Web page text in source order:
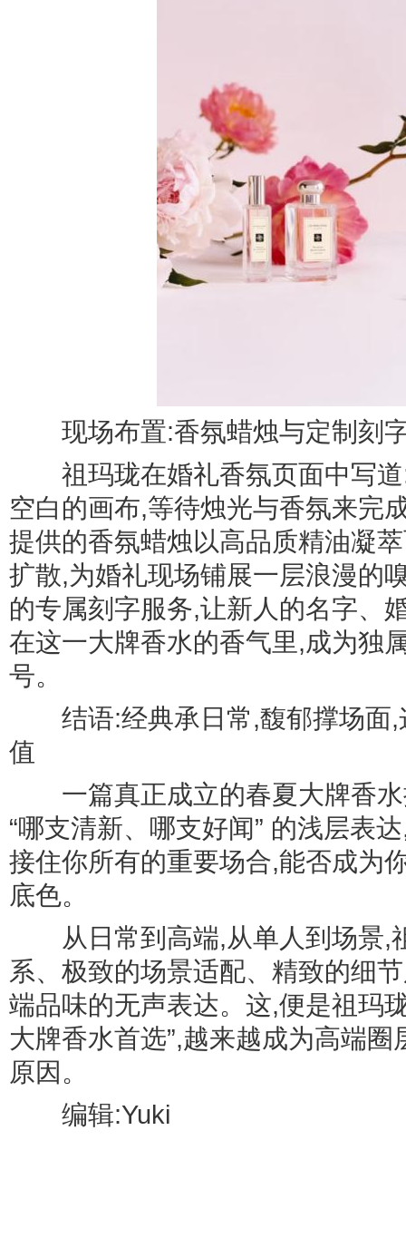
现场布置:香氛蜡烛与定制刻
祖玛珑在婚礼香氛页面中写道
空白的画布,等待烛光与香氛来完
提供的香氛蜡烛以高品质精油凝
扩散,为婚礼现场铺展一层浪漫的
的专属刻字服务,让新人的名字、
在这一大牌香水的香气里,成为独
号。
结语:经典承日常,馥郁撑场面,
值
一篇真正成立的春夏大牌香水
“哪支清新、哪支好闻” 的浅层表
接住你所有的重要场合,能否成为
底色。
从日常到高端,从单人到场景,
系、极致的场景适配、精致的细
端品味的无声表达。这,便是祖玛
大牌香水首选”,越来越成为高端圈
原因。
编辑:Yuki